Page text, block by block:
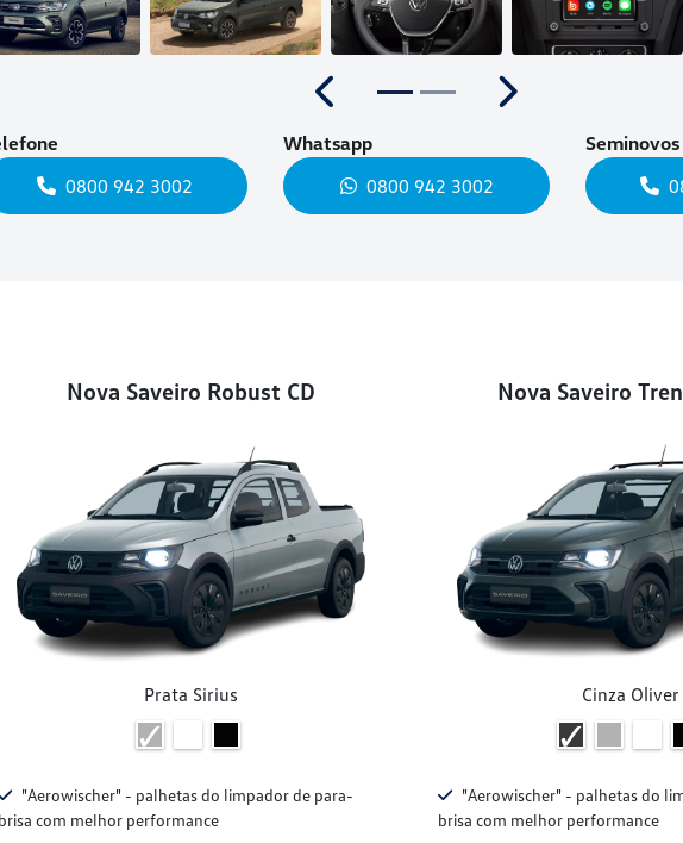
Anterior
Próximo
0800 942 3002
Whatsapp
0800 942 3002
Seminovos
Nova Saveiro Robust CD
Prata Sirius
"Aerowischer" - palhetas do limpador de para-
brisa com melhor performance
Nova Saveiro
Cinza Oliver
"Aerowischer" - palhetas do
brisa com melhor performance